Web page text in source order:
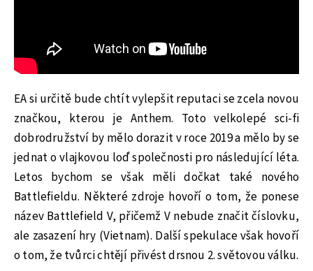
EA si určitě bude chtít vylepšit reputaci se zcela novou
značkou, kterou je Anthem. Toto velkolepé sci-fi
dobrodružství by mělo dorazit v roce 2019 a mělo by se
jednat o vlajkovou loď společnosti pro následující léta.
Letos bychom se však měli dočkat také nového
Battlefieldu. Některé zdroje hovoří o tom, že ponese
název Battlefield V, přičemž V nebude značit číslovku,
ale zasazení hry (Vietnam). Další spekulace však hovoří
o tom, že tvůrci chtějí přivést drsnou 2. světovou válku.